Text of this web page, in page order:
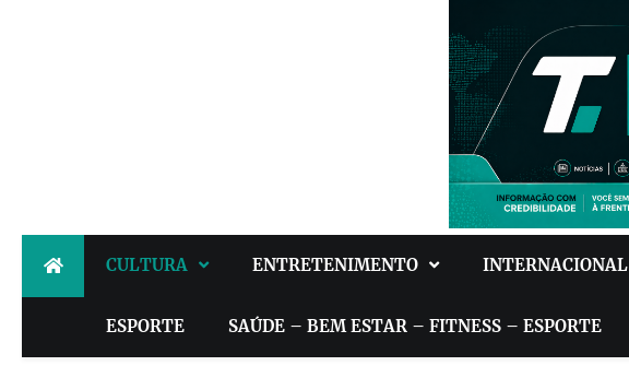
CULTURA ENTRETENIMENTO INTERNACIONAL
ESPORTE SAÚDE – BEM ESTAR – FITNESS – ESPORTE